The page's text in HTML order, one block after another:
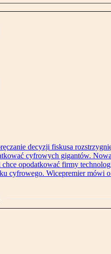
decyzji fiskusa
cyfrowych gigantów.
opodatkować firmy
cyfrowego. Wicepremier mówi